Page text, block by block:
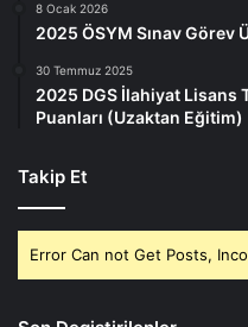
8 Ocak 2026
2025 ÖSYM Sınav
30 Temmuz 2025
2025 DGS İlahiyat Lisans
Puanları (Uzaktan Eğitim)
Takip Et
Error Can not Get Posts,